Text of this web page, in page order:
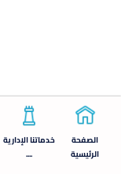
الصفحة
الرئيسية
خدماتنا الإدارية
....